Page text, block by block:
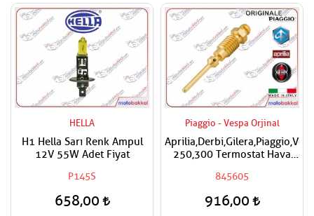
HELLA
H1 Hella Sarı Renk Ampul
12V 55W Adet Fiyat
P145S
658,00
Piaggio - Vespa Orjinal
250,300 Termostat Hava
845605
916,00